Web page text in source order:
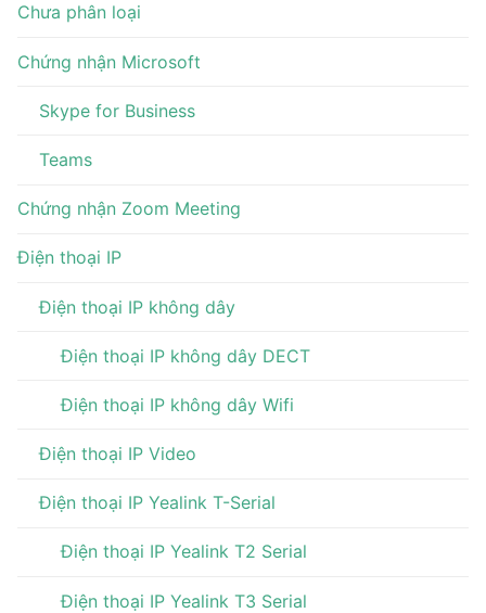
Chưa phân loại
Chứng nhận Microsoft
Skype for Business
Teams
Chứng nhận Zoom Meeting
Điện thoại IP
Điện thoại IP không dây
Điện thoại IP không dây DECT
Điện thoại IP không dây Wifi
Điện thoại IP Video
Điện thoại IP Yealink T-Serial
Điện thoại IP Yealink T2 Serial
Điện thoại IP Yealink T3 Serial